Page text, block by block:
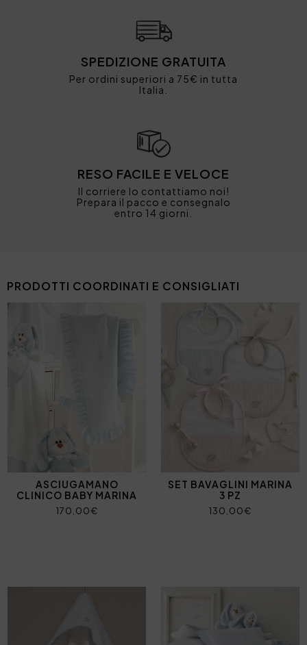
SPEDIZIONE GRATUITA
Per ordini superiori a 75€ in tutta
Italia.
RESO FACILE E VELOCE
Il corriere lo contattiamo noi!
Prepara il pacco e consegnalo
entro 14 giorni.
PRODOTTI COORDINATI E CONSIGLIATI
ASCIUGAMANO
CLINICO BABY MARINA
170,00€
SET BAVAGLINI MARINA
3 PZ
130,00€